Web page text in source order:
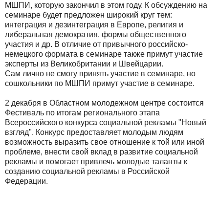
МШПИ, которую закончил в этом году. К обсуждению на
семинаре будет предложен широкий круг тем:
интеграция и дезинтеграция в Европе, религия и
либеральная демократия, формы общественного
участия и др. В отличие от привычного российско-
немецкого формата в семинаре также примут участие
эксперты из Великобритании и Швейцарии.
Сам лично не смогу принять участие в семинаре, но
сошкольники по МШПИ примут участие в семинаре.
2 декабря в Областном молодежном центре состоится
Фестиваль по итогам регионального этапа
Всероссийского конкурса социальной рекламы "Новый
взгляд". Конкурс предоставляет молодым людям
возможность выразить свое отношение к той или иной
проблеме, внести свой вклад в развитие социальной
рекламы и помогает привлечь молодые таланты к
созданию социальной рекламы в Российской
Федерации.